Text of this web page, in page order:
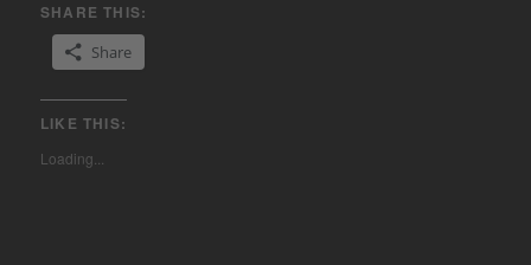
SHARE THIS:
Share
LIKE THIS:
Loading...